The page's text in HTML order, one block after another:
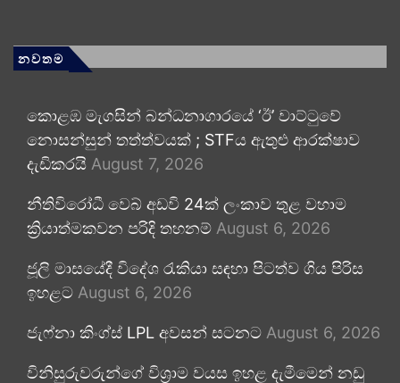
නවතම
කොළඹ මැගසින් බන්ධනාගාරයේ ‘ඊ’ වාට්ටුවේ
නොසන්සුන් තත්ත්වයක් ; STFය ඇතුළු ආරක්ෂාව
දැඩිකරයි August 7, 2026
නීතිවිරෝධී වෙබ් අඩවි 24ක් ලංකාව තුළ වහාම
ක්‍රියාත්මකවන පරිදි තහනම් August 6, 2026
ජූලි මාසයේදී විදේශ රැකියා සඳහා පිටත්ව ගිය පිරිස
ඉහළට August 6, 2026
ජැෆ්නා කිංග්ස් LPL අවසන් සටනට August 6, 2026
විනිසුරුවරුන්ගේ විශ්‍රාම වයස ඉහළ දැමීමෙන් නඩු